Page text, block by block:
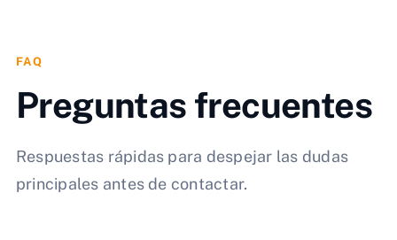
FAQ
Preguntas frecuentes
Respuestas rápidas para despejar las dudas
principales antes de contactar.